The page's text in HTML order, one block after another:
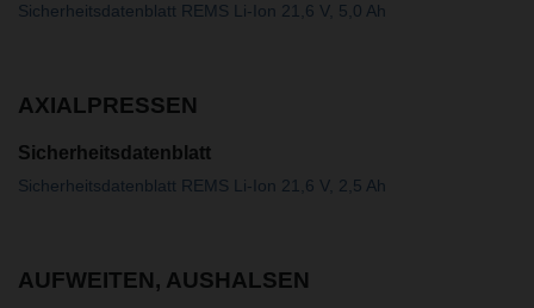
Sicherheitsdatenblatt REMS Li-Ion 21,6 V, 5,0 Ah
AXIALPRESSEN
Sicherheitsdatenblatt
Sicherheitsdatenblatt REMS Li-Ion 21,6 V, 2,5 Ah
AUFWEITEN, AUSHALSEN